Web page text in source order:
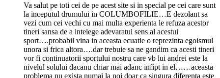
Va salut pe toti cei de pe acest site si in special pe cei care sunt
la inceputul drumului in COLUMBOFILIE…E dezolant sa
vezi cum cei vechi cu mai multa experienta le refuza acestor
tineri sansa de a intelege adevaratul sens al acestui
sport….probabil vina in aceasta ecuatie o reprezinta egoismul
unora si frica altora….dar trebuie sa ne gandim ca acesti tineri
vor fi continuatorii sportului nostru care vb lui andrei este la
nivelul solului dacanu chiar mai adanc infipt in el……aceasta
problema nu exista numai la noi doar ca singura diferenta este